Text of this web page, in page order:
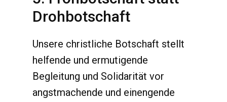
Drohbotschaft
Unsere christliche Botschaft stellt
helfende und ermutigende
Begleitung und Solidarität vor
angstmachende und einengende